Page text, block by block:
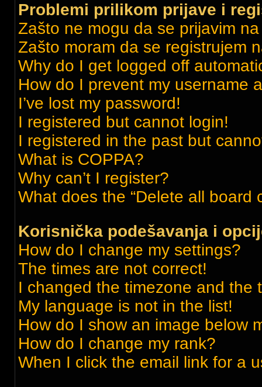
Problemi prilikom prijave i
Zašto ne mogu da se prijavim
Zašto moram da se registrujem
Why do I get logged off
How do I prevent my username
I’ve lost my password!
I registered but cannot login!
I registered in the past but
What is COPPA?
Why can’t I register?
What does the “Delete all board
Korisnička podešavanja i
How do I change my settings?
The times are not correct!
I changed the timezone and the
My language is not in the list!
How do I show an image below
How do I change my rank?
When I click the email link for a